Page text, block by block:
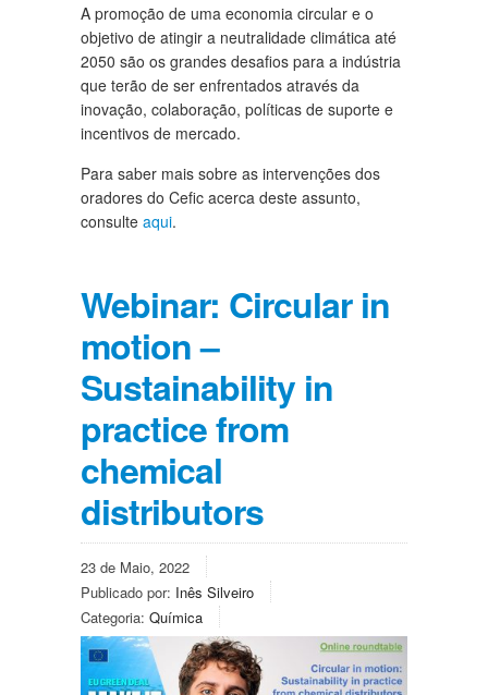
A promoção de uma economia circular e o
objetivo de atingir a neutralidade climática até
2050 são os grandes desafios para a indústria
que terão de ser enfrentados através da
inovação, colaboração, políticas de suporte e
incentivos de mercado.
Para saber mais sobre as intervenções dos
oradores do Cefic acerca deste assunto,
consulte aqui.
Webinar: Circular in
motion –
Sustainability in
practice from
chemical
distributors
23 de Maio, 2022
Publicado por: Inês Silveiro
Categoria: Química